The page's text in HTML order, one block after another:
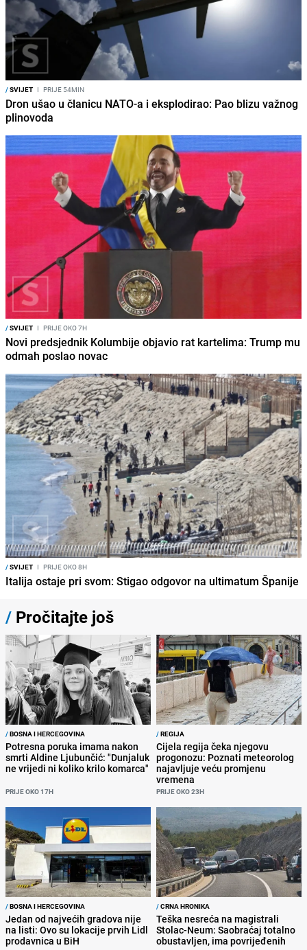
/SVIJET I PRIJE 54MIN
Dron ušao u članicu NATO-a i eksplodirao: Pao blizu važnog
plinovoda
/SVIJET I PRIJE OKO 7H
Novi predsjednik Kolumbije objavio rat kartelima: Trump mu
odmah poslao novac
/SVIJET I PRIJE OKO 8H
Italija ostaje pri svom: Stigao odgovor na ultimatum Španije
/ Pročitajte još
/BOSNA I HERCEGOVINA
Potresna poruka imama nakon
smrti Aldine Ljubunčić: "Dunjaluk
ne vrijedi ni koliko krilo komarca"
PRIJE OKO 17H
/REGIJA
Cijela regija čeka njegovu
progonozu: Poznati meteorolog
najavljuje veću promjenu
vremena
PRIJE OKO 23H
/BOSNA I HERCEGOVINA
Jedan od najvećih gradova nije
na listi: Ovo su lokacije prvih Lidl
prodavnica u BiH
/CRNA HRONIKA
Teška nesreća na magistrali
Stolac-Neum: Saobraćaj totalno
obustavljen, ima povrijeđenih